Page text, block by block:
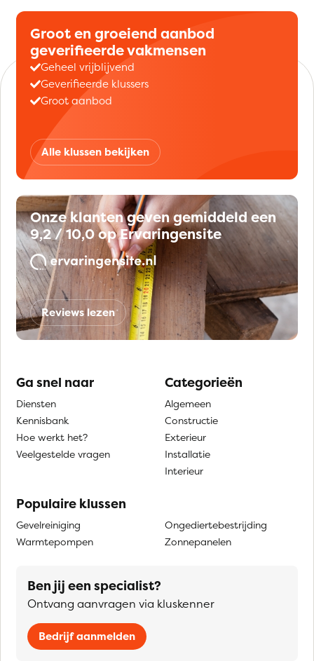
Groot en groeiend aanbod
geverifieerde vakmensen
Geheel vrijblijvend
Geverifieerde klussers
Groot aanbod
Alle klussen bekijken
Onze klanten geven gemiddeld een
9,2 / 10,0 op Ervaringensite
Reviews lezen
Ga snel naar
Diensten
Kennisbank
Hoe werkt het?
Veelgestelde vragen
Categorieën
Algemeen
Constructie
Exterieur
Installatie
Interieur
Populaire klussen
Gevelreiniging
Warmtepompen
Ongediertebestrijding
Zonnepanelen
Ben jij een specialist?
Ontvang aanvragen via kluskenner
Bedrijf aanmelden